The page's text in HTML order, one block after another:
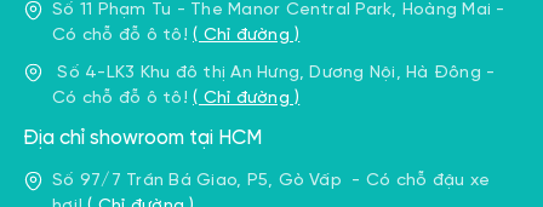
Số 11 Phạm Tu - The Manor Central Park, Hoàng Mai -
Có chỗ đỗ ô tô!( Chỉ đường )
Số 4-LK3 Khu đô thị An Hưng, Dương Nội, Hà Đông -
Có chỗ đỗ ô tô!( Chỉ đường )
Địa chỉ showroom tại HCM
Số 97/7 Trần Bá Giao, P5, Gò Vấp - Có chỗ đậu xe